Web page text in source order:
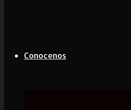
Conocenos